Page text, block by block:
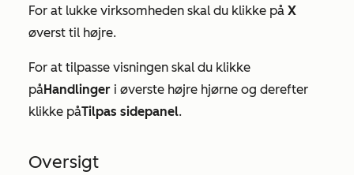
For at lukke virksomheden skal du klikke på X
øverst til højre.
For at tilpasse visningen skal du klikke
påHandlinger i øverste højre hjørne og derefter
klikke påTilpas sidepanel.
Oversigt